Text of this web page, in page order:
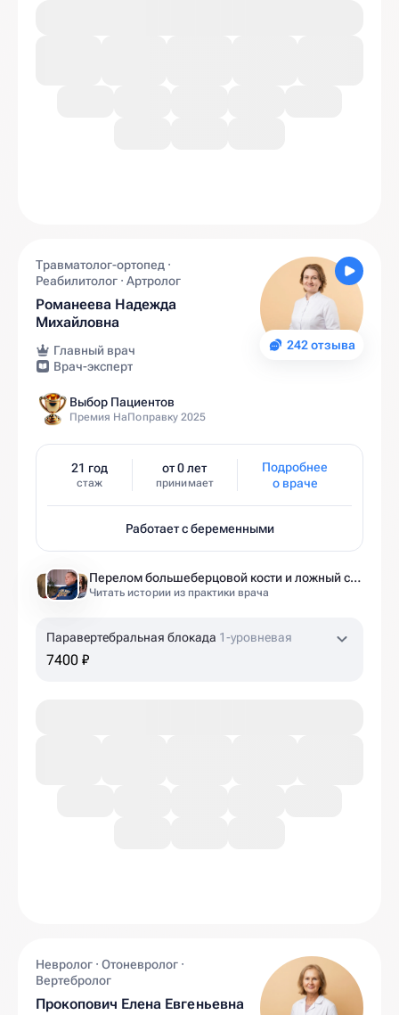
242 отзыва
Травматолог-ортопед ·
Реабилитолог · Артролог
Романеева Надежда
Михайловна
Главный врач
Врач-эксперт
Выбор Пациентов
Премия НаПоправку 2025
21 год
стаж
от 0 лет
принимает
Подробнее
о враче
Работает с беременными
Перелом большеберцовой кости и ложный сустав: моя история восстановления длиной в полтора года
Читать истории из практики врача
Паравертебральная блокада 1-уровневая
7400 ₽
Невролог · Отоневролог ·
Вертебролог
Прокопович Елена Евгеньевна